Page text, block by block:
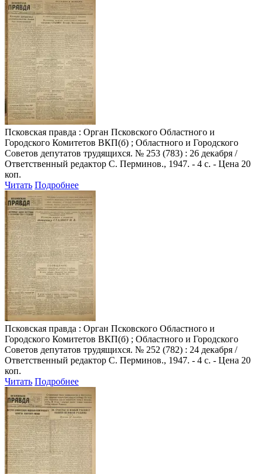
Псковская правда : Орган Псковского Областного и
Городского Комитетов ВКП(б) ; Областного и Городского
Советов депутатов трудящихся. № 253 (783) : 26 декабря /
Ответственный редактор С. Перминов., 1947. - 4 с. - Цена 20
коп.
Читать Подробнее
Псковская правда : Орган Псковского Областного и
Городского Комитетов ВКП(б) ; Областного и Городского
Советов депутатов трудящихся. № 252 (782) : 24 декабря /
Ответственный редактор С. Перминов., 1947. - 4 с. - Цена 20
коп.
Читать Подробнее